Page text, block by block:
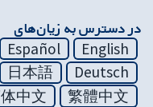
در دسترس به زیان‌های
English
Español
Deutsch
日本語
繁體中文
中文